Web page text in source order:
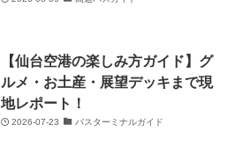
【仙台空港の楽しみ方ガイド】グ
ルメ・お土産・展望デッキまで現
地レポート！
2026-07-23 バスターミナルガイド